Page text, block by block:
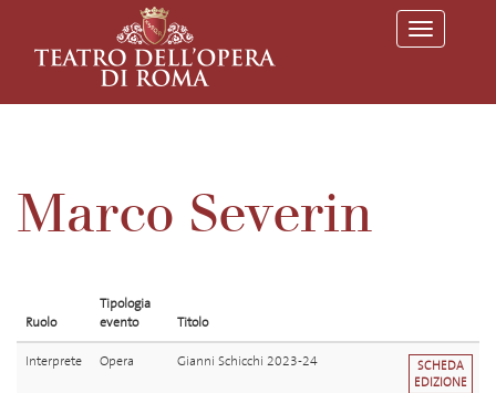
T
o
l
Marco Severin
Ruolo
Tipologia
evento
Titolo
Interprete Opera Gianni Schicchi 2023-24
SCHEDA
EDIZIONE